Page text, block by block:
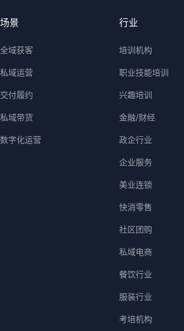
场景
全域获客
私域运营
交付履约
私域带货
数字化运营
行业
培训机构
职业技能培训
兴趣培训
金融/财经
政企行业
企业服务
美业连锁
快消零售
社区团购
私域电商
餐饮行业
服装行业
考培机构